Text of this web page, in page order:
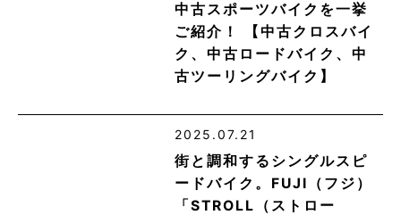
中古スポーツバイクを一挙
ご紹介！ 【中古クロスバイ
ク、中古ロードバイク、中
古ツーリングバイク】
2025.07.21
街と調和するシングルスピ
ードバイク。FUJI（フジ）
「STROLL（ストロー